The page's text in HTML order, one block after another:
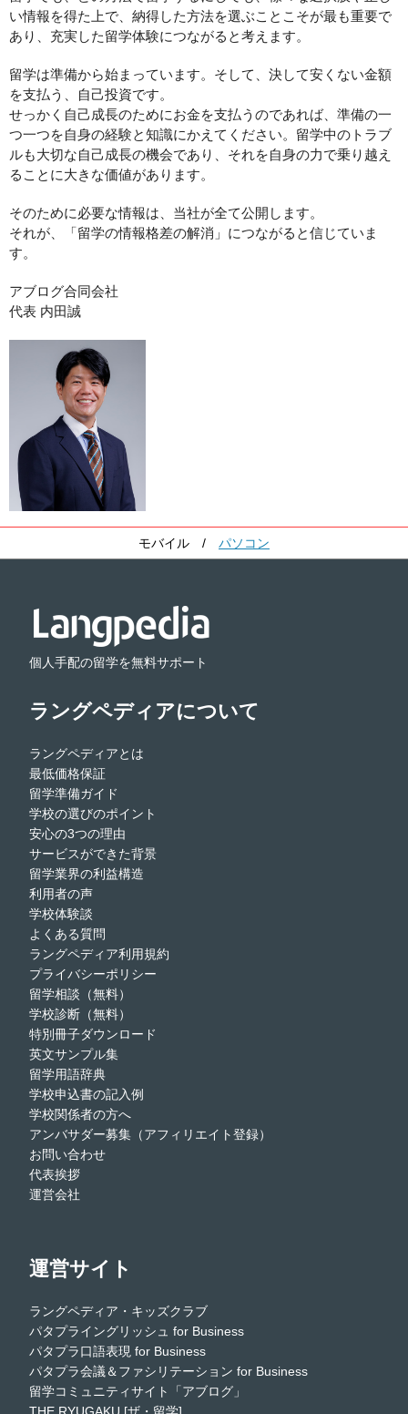
い情報を得た上で、納得した方法を選ぶことこそが最も重要で
あり、充実した留学体験につながると考えます。
留学は準備から始まっています。そして、決して安くない金額
を支払う、自己投資です。
せっかく自己成長のためにお金を支払うのであれば、準備の一
つ一つを自身の経験と知識にかえてください。留学中のトラブ
ルも大切な自己成長の機会であり、それを自身の力で乗り越え
ることに大きな価値があります。
そのために必要な情報は、当社が全て公開します。
それが、「留学の情報格差の解消」につながると信じていま
す。
アブログ合同会社
代表 内田誠
モバイル / パソコン
個人手配の留学を無料サポート
ラングペディアについて
ラングペディアとは
最低価格保証
留学準備ガイド
学校の選びのポイント
安心の3つの理由
サービスができた背景
留学業界の利益構造
利用者の声
学校体験談
よくある質問
ラングペディア利用規約
プライバシーポリシー
留学相談（無料）
学校診断（無料）
特別冊子ダウンロード
英文サンプル集
留学用語辞典
学校申込書の記入例
学校関係者の方へ
アンバサダー募集（アフィリエイト登録）
お問い合わせ
代表挨拶
運営会社
運営サイト
ラングペディア・キッズクラブ
パタプライングリッシュ for Business
パタプラ口語表現 for Business
パタプラ会議＆ファシリテーション for Business
留学コミュニティサイト「アブログ」
THE RYUGAKU [ザ・留学]